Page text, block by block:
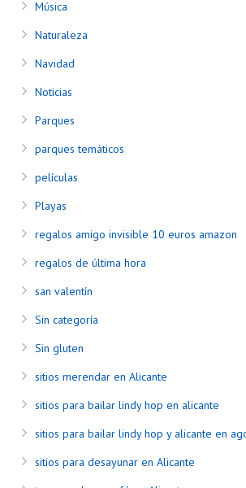
Música
Naturaleza
Navidad
Noticias
Parques
parques temáticos
películas
Playas
regalos amigo invisible 10 euros amazon
regalos de última hora
san valentín
Sin categoría
Sin gluten
sitios merendar en Alicante
sitios para bailar lindy hop en alicante
sitios para bailar lindy hop y alicante en
sitios para desayunar en Alicante